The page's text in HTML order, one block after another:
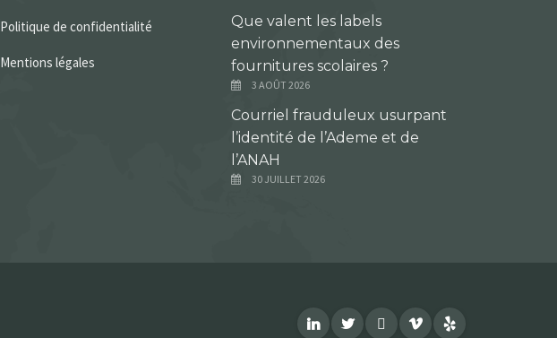
Politique de confidentialité
Mentions légales
Que valent les labels
environnementaux des
fournitures scolaires ?
3 AOÛT 2026
Courriel frauduleux usurpant
l’identité de l’Ademe et de
l’ANAH
30 JUILLET 2026